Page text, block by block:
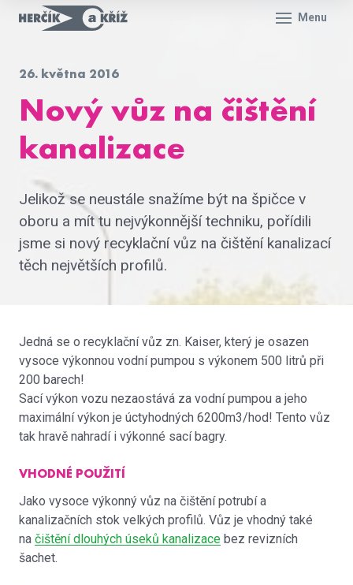
Menu
26. května 2016
Nový vůz na čištění
kanalizace
Jelikož se neustále snažíme být na špičce v
oboru a mít tu nejvýkonnější techniku, pořídili
jsme si nový recyklační vůz na čištění kanalizací
těch největších profilů.
Jedná se o recyklační vůz zn. Kaiser, který je osazen
vysoce výkonnou vodní pumpou s výkonem 500 litrů při
200 barech!
Sací výkon vozu nezaostává za vodní pumpou a jeho
maximální výkon je úctyhodných 6200m3/hod! Tento vůz
tak hravě nahradí i výkonné sací bagry.
VHODNÉ POUŽITÍ
Jako vysoce výkonný vůz na čištění potrubí a
kanalizačních stok velkých profilů. Vůz je vhodný také
na čištění dlouhých úseků kanalizace bez revizních
šachet.